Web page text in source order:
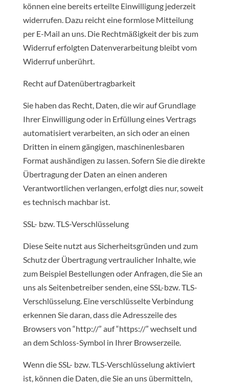
können eine bereits erteilte Einwilligung jederzeit
widerrufen. Dazu reicht eine formlose Mitteilung
per E-Mail an uns. Die Rechtmäßigkeit der bis zum
Widerruf erfolgten Datenverarbeitung bleibt vom
Widerruf unberührt.
Recht auf Datenübertragbarkeit
Sie haben das Recht, Daten, die wir auf Grundlage
Ihrer Einwilligung oder in Erfüllung eines Vertrags
automatisiert verarbeiten, an sich oder an einen
Dritten in einem gängigen, maschinenlesbaren
Format aushändigen zu lassen. Sofern Sie die direkte
Übertragung der Daten an einen anderen
Verantwortlichen verlangen, erfolgt dies nur, soweit
es technisch machbar ist.
SSL- bzw. TLS-Verschlüsselung
Diese Seite nutzt aus Sicherheitsgründen und zum
Schutz der Übertragung vertraulicher Inhalte, wie
zum Beispiel Bestellungen oder Anfragen, die Sie an
uns als Seitenbetreiber senden, eine SSL-bzw. TLS-
Verschlüsselung. Eine verschlüsselte Verbindung
erkennen Sie daran, dass die Adresszeile des
Browsers von “http://” auf “https://” wechselt und
an dem Schloss-Symbol in Ihrer Browserzeile.
Wenn die SSL- bzw. TLS-Verschlüsselung aktiviert
ist, können die Daten, die Sie an uns übermitteln,